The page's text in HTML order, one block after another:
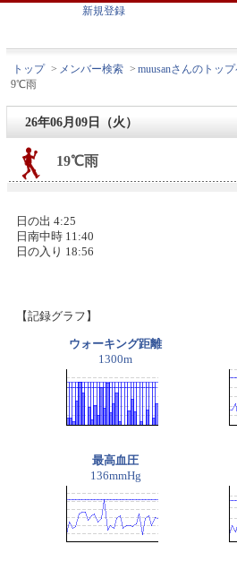
新規登録
トップ > メンバー検索 > muusanさんのトッ
9℃雨
26年06月09日（火）
19℃雨
日の出 4:25
日南中時 11:40
日の入り 18:56
【記録グラフ】
ウォーキング距離
1300m
最高血圧
136mmHg